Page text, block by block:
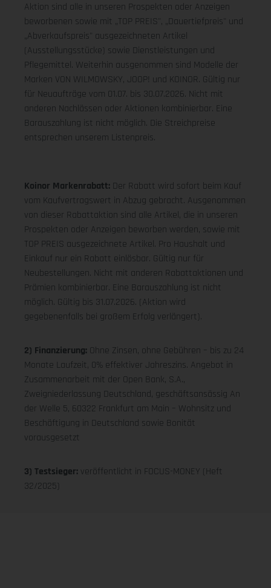
Aktion sind alle in unseren Prospekten oder Anzeigen
beworbenen sowie mit „TOP PREIS", „Dauertiefpreis" und
„Abverkaufspreis" ausgezeichneten Artikel
(Ausstellungsstücke) sowie Dienstleistungen und
Pflegemittel. Weiterhin ausgenommen sind Modelle der
Marken VON WILMOWSKY, JOOP! und KOINOR. Gültig nur
für Neuaufträge vom 01.07. bis 30.07.2026. Nicht mit
anderen Nachlässen oder Aktionen kombinierbar. Eine
Barauszahlung ist nicht möglich. Die Streichpreise
entsprechen unserem Listenpreis.
Koinor Markenrabatt: Der Rabatt wird sofort beim Kauf
vom Kaufvertragswert in Abzug gebracht. Ausgenommen
von dieser Rabattaktion sind alle Artikel, die in unseren
Prospekten oder Anzeigen beworben werden, sowie mit
TOP PREIS ausgezeichnete Artikel. Pro Haushalt und
Einkauf nur ein Rabatt einlösbar. Gültig nur für
Neubestellungen. Nicht mit anderen Rabattaktionen und
Prämien kombinierbar. Eine Barauszahlung ist nicht
möglich. Gültig bis 31.07.2026. (Aktion wird
gegebenenfalls bei großem Erfolg verlängert).
2) Finanzierung: Ohne Zinsen, ohne Gebühren – bis zu 24
Monate Laufzeit, 0% effektiver Jahreszins. Angebot in
Zusammenarbeit mit der Open Bank, S.A.,
Zweigniederlassung Deutschland, geschäftsansässig An
der Welle 5, 60322 Frankfurt am Main – Wohnsitz und
Beschäftigung in Deutschland sowie Bonität
vorausgesetzt
3) Testsieger: veröffentlicht in FOCUS-MONEY (Heft
32/2025)